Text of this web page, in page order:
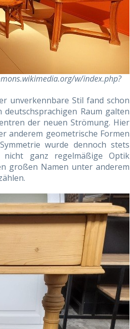
w/index.php?
unverkennbare Stil fand schon
Raum galten
der neuen Strömung. Hier
anderem geometrische Formen
wurde dennoch stets
nicht ganz regelmäßige Optik
großen Namen unter anderem